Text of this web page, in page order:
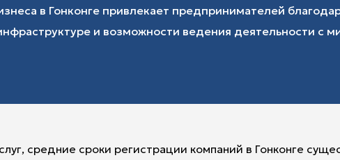
в Гонконге привлекает предпринимателей
и возможности ведения деятельности с
средние сроки регистрации компаний в Гонконге